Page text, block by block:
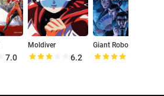
7.0
Moldiver
6.2